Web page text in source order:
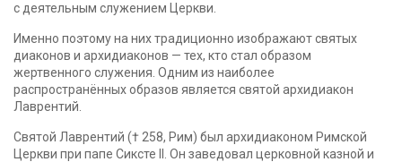
с деятельным служением Церкви.
Именно поэтому на них традиционно изображают святых
диаконов и архидиаконов — тех, кто стал образом
жертвенного служения. Одним из наиболее
распространённых образов является святой архидиакон
Лаврентий.
Святой Лаврентий († 258, Рим) был архидиаконом Римской
Церкви при папе Сиксте II. Он заведовал церковной казной и